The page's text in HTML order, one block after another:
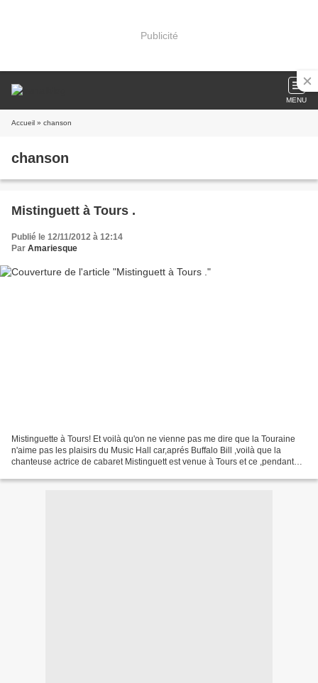
Publicité
MENU
Accueil » chanson
chanson
Mistinguett à Tours .
Publié le 12/11/2012 à 12:14
Par Amariesque
Mistinguette à Tours! Et voilà qu'on ne vienne pas me dire que la Touraine
n'aime pas les plaisirs du Music Hall car,aprés Buffalo Bill ,voilà que la
chanteuse actrice de cabaret Mistinguett est venue à Tours et ce ,pendant